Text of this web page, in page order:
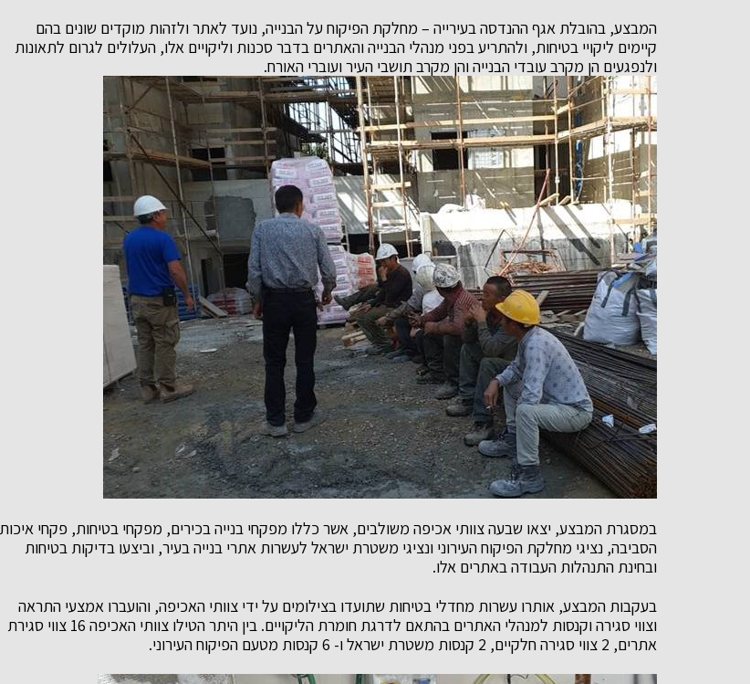
המבצע, בהובלת אגף ההנדסה בעירייה – מחלקת הפיקוח על הבנייה, נועד לאתר ולזהות מוקדים שונים בהם
קיימים ליקויי בטיחות, ולהתריע בפני מנהלי הבנייה והאתרים בדבר סכנות וליקויים אלו, העלולים לגרום לתאונות
ולנפגעים הן מקרב עובדי הבנייה והן מקרב תושבי העיר ועוברי האורח.
במסגרת המבצע, יצאו שבעה צוותי אכיפה משולבים, אשר כללו מפקחי בנייה בכירים, מפקחי בטיחות, פקחי איכות
הסביבה, נציגי מחלקת הפיקוח העירוני ונציגי משטרת ישראל לעשרות אתרי בנייה בעיר, וביצעו בדיקות בטיחות
ובחינת התנהלות העבודה באתרים אלו.
בעקבות המבצע, אותרו עשרות מחדלי בטיחות שתועדו בצילומים על ידי צוותי האכיפה, והועברו אמצעי התראה
וצווי סגירה וקנסות למנהלי האתרים בהתאם לדרגת חומרת הליקויים. בין היתר הטילו צוותי האכיפה 16 צווי סגירת
אתרים, 2 צווי סגירה חלקיים, 2 קנסות משטרת ישראל ו- 6 קנסות מטעם הפיקוח העירוני.